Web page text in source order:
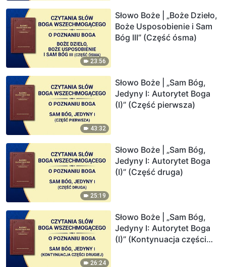
23:56
Słowo Boże | „Boże Dzieło,
Boże Usposobienie i Sam
Bóg III” (Część ósma)
43:32
Słowo Boże | „Sam Bóg,
Jedyny I: Autorytet Boga
(I)” (Część pierwsza)
25:19
Słowo Boże | „Sam Bóg,
Jedyny I: Autorytet Boga
(I)” (Część druga)
26:24
Słowo Boże | „Sam Bóg,
Jedyny I: Autorytet Boga
(I)” (Kontynuacja części